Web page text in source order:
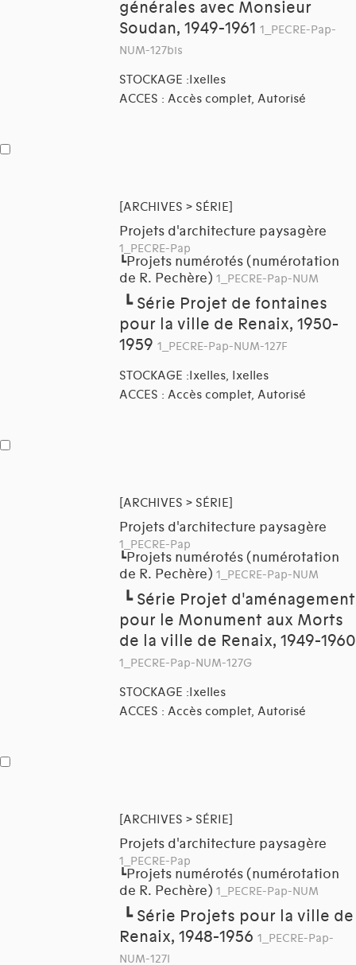
générales avec Monsieur
Soudan, 1949-1961 1_PECRE-Pap-
NUM-127bis
STOCKAGE :Ixelles
ACCES : Accès complet, Autorisé
[ARCHIVES > SÉRIE]
Projets d'architecture paysagère
1_PECRE-Pap
┗Projets numérotés (numérotation
de R. Pechère) 1_PECRE-Pap-NUM
┗ Série Projet de fontaines
pour la ville de Renaix, 1950-
1959 1_PECRE-Pap-NUM-127F
STOCKAGE :Ixelles, Ixelles
ACCES : Accès complet, Autorisé
[ARCHIVES > SÉRIE]
Projets d'architecture paysagère
1_PECRE-Pap
┗Projets numérotés (numérotation
de R. Pechère) 1_PECRE-Pap-NUM
┗ Série Projet d'aménagement
pour le Monument aux Morts
de la ville de Renaix, 1949-1960
1_PECRE-Pap-NUM-127G
STOCKAGE :Ixelles
ACCES : Accès complet, Autorisé
[ARCHIVES > SÉRIE]
Projets d'architecture paysagère
1_PECRE-Pap
┗Projets numérotés (numérotation
de R. Pechère) 1_PECRE-Pap-NUM
┗ Série Projets pour la ville de
Renaix, 1948-1956 1_PECRE-Pap-
NUM-127I